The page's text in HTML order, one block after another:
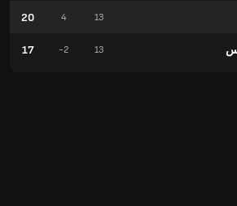
13
4
20
13
-2
17